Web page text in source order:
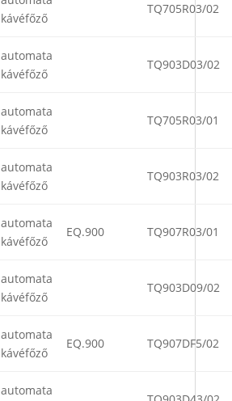
kávéfőző
TQ705R03/02
automata
kávéfőző
TQ903D03/02
automata
kávéfőző
TQ705R03/01
automata
kávéfőző
TQ903R03/02
automata
kávéfőző
EQ.900 TQ907R03/01
automata
kávéfőző
TQ903D09/02
automata
kávéfőző
EQ.900 TQ907DF5/02
automata